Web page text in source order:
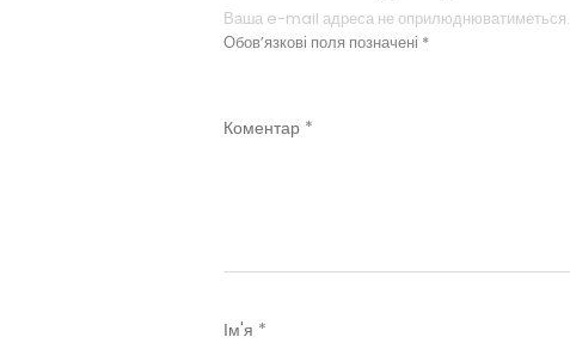
Ваша e-mail адреса не оприлюднюватиметься.
Обов’язкові поля позначені *
Коментар *
Ім'я *